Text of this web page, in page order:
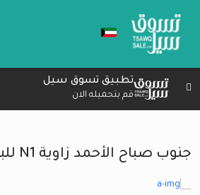
تطبيق تسوق سيل
قم بتحميله الان
جنوب صباح الأحمد زاوية N1 للبدل مع طلب ٢٠١٤